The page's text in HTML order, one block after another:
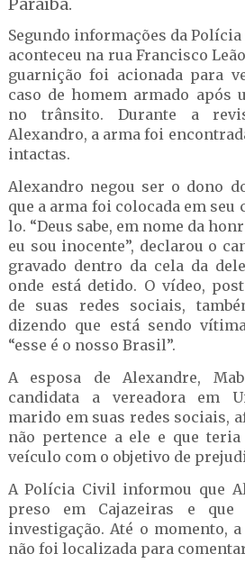
Segundo informações da
aconteceu na rua Francisco
guarnição foi acionada para
caso de homem armado após
no trânsito. Durante a
Alexandro, a arma foi
intactas.
Alexandro negou ser o dono
que a arma foi colocada em
lo. “Deus sabe, em nome da
eu sou inocente”, declarou o
gravado dentro da cela da
onde está detido. O vídeo,
de suas redes sociais,
dizendo que está sendo
“esse é o nosso Brasil”.
A esposa de Alexandre,
candidata a vereadora em
marido em suas redes sociais,
não pertence a ele e que
veículo com o objetivo de
A Polícia Civil informou que
preso em Cajazeiras e
investigação. Até o momento,
não foi localizada para